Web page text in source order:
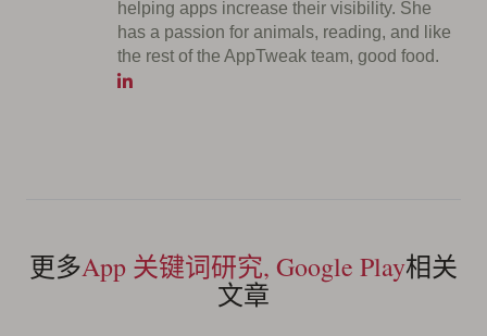
helping apps increase their visibility. She
has a passion for animals, reading, and like
the rest of the AppTweak team, good food.
更多App 关键词研究, Google Play相关
文章